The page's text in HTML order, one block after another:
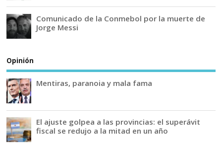
Comunicado de la Conmebol por la muerte de
Jorge Messi
Opinión
Mentiras, paranoia y mala fama
El ajuste golpea a las provincias: el superávit
fiscal se redujo a la mitad en un año